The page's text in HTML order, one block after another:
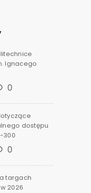
Ignacego
0
dostępu
300
0
targach
2026